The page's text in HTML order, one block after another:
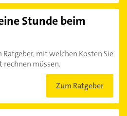
Stunde beim
Ratgeber, mit welchen Kosten Sie
rechnen müssen.
Zum Ratgeber